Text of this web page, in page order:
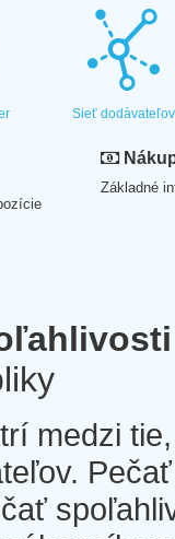
Sieť dodávateľov
Základné
medzi